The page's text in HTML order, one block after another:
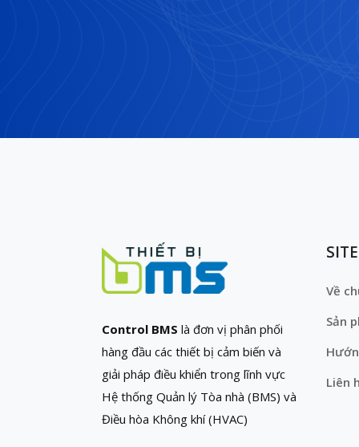
Control BMS là đơn vị phân phối
hàng đầu các thiết bị cảm biến và
giải pháp điều khiển trong lĩnh vực
Hệ thống Quản lý Tòa nhà (BMS) và
Điều hòa Không khí (HVAC)
Về
Sản
Liên